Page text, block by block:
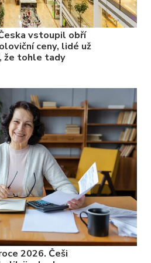
vstoupil obří
ceny, lidé už
že tohle tady
2026. Češi